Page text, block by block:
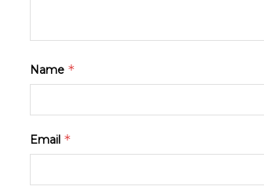
Name *
Email *